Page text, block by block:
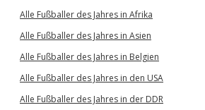
Alle Fußballer des Jahres in Afrika
Alle Fußballer des Jahres in Asien
Alle Fußballer des Jahres in Belgien
Alle Fußballer des Jahres in den USA
Alle Fußballer des Jahres in der DDR